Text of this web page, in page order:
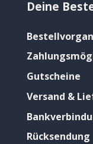
Deine
Gutscheine
Versand &
Rücksendung